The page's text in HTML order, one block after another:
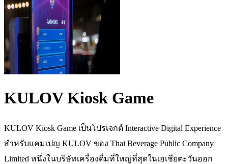
KULOV Kiosk Game
KULOV Kiosk Game เป็นโปรเจกต์ Interactive Digital Experience
สำหรับแคมเปญ KULOV ของ Thai Beverage Public Company
Limited หนึ่งในบริษัทเครื่องดื่มที่ใหญ่ที่สุดในเอเชียตะวันออก